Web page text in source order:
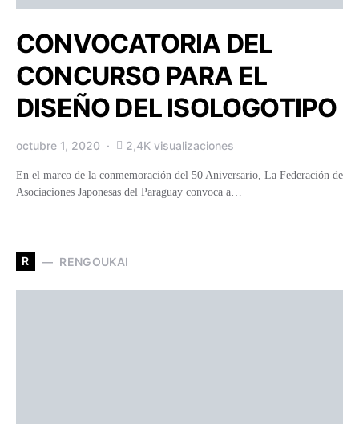
CONVOCATORIA DEL
CONCURSO PARA EL
DISEÑO DEL ISOLOGOTIPO
octubre 1, 2020 2,4K visualizaciones
En el marco de la conmemoración del 50 Aniversario, La Federación de
Asociaciones Japonesas del Paraguay convoca a…
R RENGOUKAI